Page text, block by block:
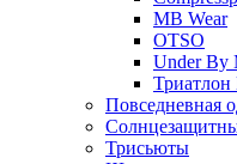
MB Wear
OTSO
Under By
Триатлон
Повседневная
Трисьюты